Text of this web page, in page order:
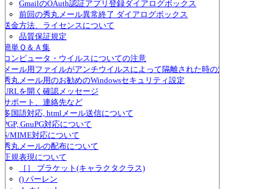
GmailのOAuth認証アプリ登録ダイアログボックス
前回の秀丸メール異常終了 ダイアログボックス
送金方法、ライセンスについて
品質保証規定
簡単Ｑ＆Ａ集
コンピュータ・ウイルスについての注意
メール用ファイルがアンチウイルスによって隔離された時の対策
秀丸メール用のお勧めのWindowsセキュリティ設定
URLを開く確認メッセージ
サポート、連絡先など
多国語対応, htmlメール送信について
PGP, GnuPG対応について
S/MIME対応について
秀丸メールの配布について
正規表現について
［］ ブラケット(キャラクタクラス)
() パーレン